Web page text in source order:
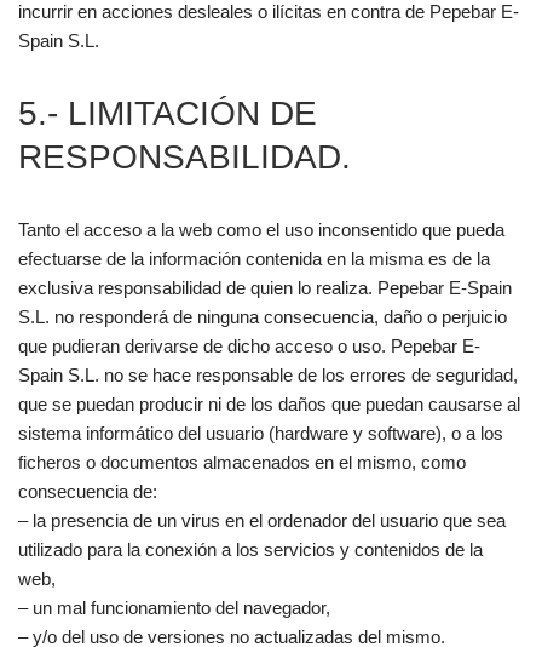
incurrir en acciones desleales o ilícitas en contra de Pepebar E-
Spain S.L.
5.- LIMITACIÓN DE
RESPONSABILIDAD.
Tanto el acceso a la web como el uso inconsentido que pueda
efectuarse de la información contenida en la misma es de la
exclusiva responsabilidad de quien lo realiza. Pepebar E-Spain
S.L. no responderá de ninguna consecuencia, daño o perjuicio
que pudieran derivarse de dicho acceso o uso. Pepebar E-
Spain S.L. no se hace responsable de los errores de seguridad,
que se puedan producir ni de los daños que puedan causarse al
sistema informático del usuario (hardware y software), o a los
ficheros o documentos almacenados en el mismo, como
consecuencia de:
– la presencia de un virus en el ordenador del usuario que sea
utilizado para la conexión a los servicios y contenidos de la
web,
– un mal funcionamiento del navegador,
– y/o del uso de versiones no actualizadas del mismo.